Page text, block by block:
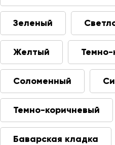
Зеленый
Желтый
Соломенный
Темно-коричневый
Баварская кладка